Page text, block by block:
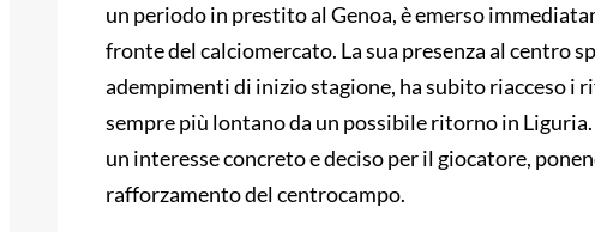
un periodo in prestito al Genoa, è emerso
fronte del calciomercato. La sua presenza al centro
adempimenti di inizio stagione, ha subito riacceso i
sempre più lontano da un possibile ritorno in
un interesse concreto e deciso per il giocatore,
rafforzamento del centrocampo.